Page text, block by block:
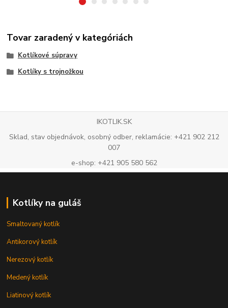
Tovar zaradený v kategóriách
Kotlíkové súpravy
Kotlíky s trojnožkou
IKOTLIK.SK
Sklad, stav objednávok, osobný odber, reklamácie: +421 902 212
007
e-shop: +421 905 580 562
Kotlíky na guláš
Smaltovaný kotlík
Antikorový kotlík
Nerezový kotlík
Medený kotlík
Liatinový kotlík